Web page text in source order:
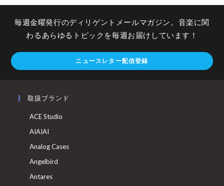
毎週金曜発行のディリゲントメールマガジン。音楽に関
わるあらゆるトピックを毎週お届けしています！
ニュースレター配信登録
取扱ブランド
ACE Studio
AIAIAI
Analog Cases
Angelbird
Antares